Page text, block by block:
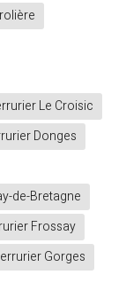
Le Croisic
Donges
de-Bretagne
Frossay
Gorges